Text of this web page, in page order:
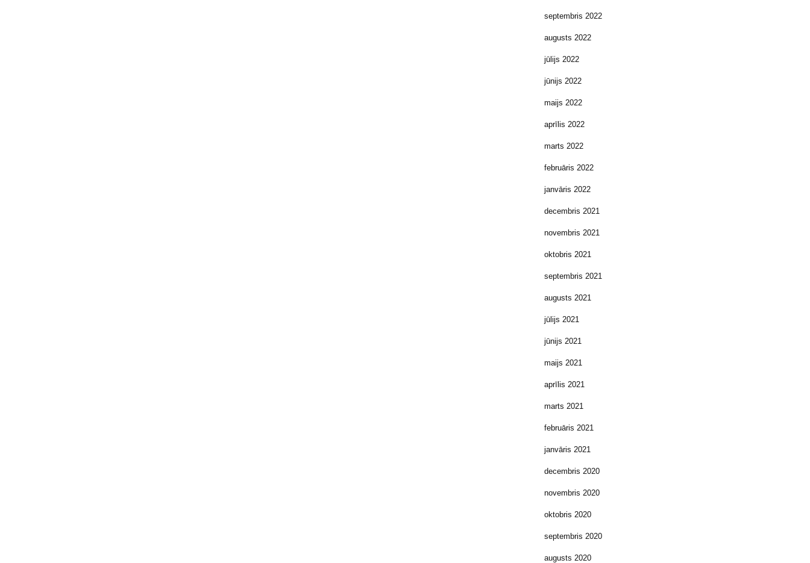
septembris 2022
augusts 2022
jūlijs 2022
jūnijs 2022
maijs 2022
aprīlis 2022
marts 2022
februāris 2022
janvāris 2022
decembris 2021
novembris 2021
oktobris 2021
septembris 2021
augusts 2021
jūlijs 2021
jūnijs 2021
maijs 2021
aprīlis 2021
marts 2021
februāris 2021
janvāris 2021
decembris 2020
novembris 2020
oktobris 2020
septembris 2020
augusts 2020